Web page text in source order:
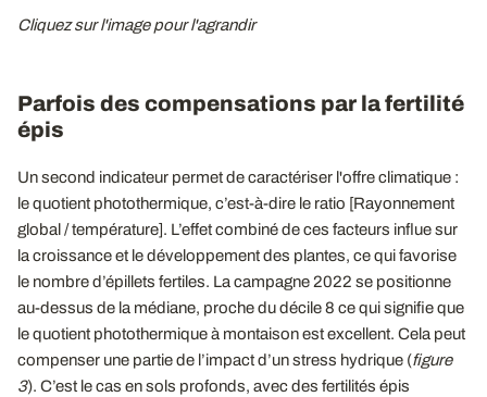
Cliquez sur l'image pour l'agrandir
Parfois des compensations par la fertilité
épis
Un second indicateur permet de caractériser l'offre climatique :
le quotient photothermique, c’est-à-dire le ratio [Rayonnement
global / température]. L’effet combiné de ces facteurs influe sur
la croissance et le développement des plantes, ce qui favorise
le nombre d’épillets fertiles. La campagne 2022 se positionne
au-dessus de la médiane, proche du décile 8 ce qui signifie que
le quotient photothermique à montaison est excellent. Cela peut
compenser une partie de l’impact d’un stress hydrique (figure
3). C’est le cas en sols profonds, avec des fertilités épis